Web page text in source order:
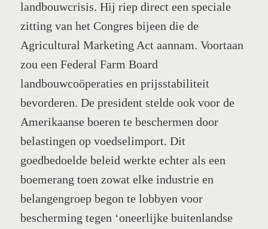
landbouwcrisis. Hij riep direct een speciale
zitting van het Congres bijeen die de
Agricultural Marketing Act aannam. Voortaan
zou een Federal Farm Board
landbouwcoöperaties en prijsstabiliteit
bevorderen. De president stelde ook voor de
Amerikaanse boeren te beschermen door
belastingen op voedselimport. Dit
goedbedoelde beleid werkte echter als een
boemerang toen zowat elke industrie en
belangengroep begon te lobbyen voor
bescherming tegen ‘oneerlijke buitenlandse